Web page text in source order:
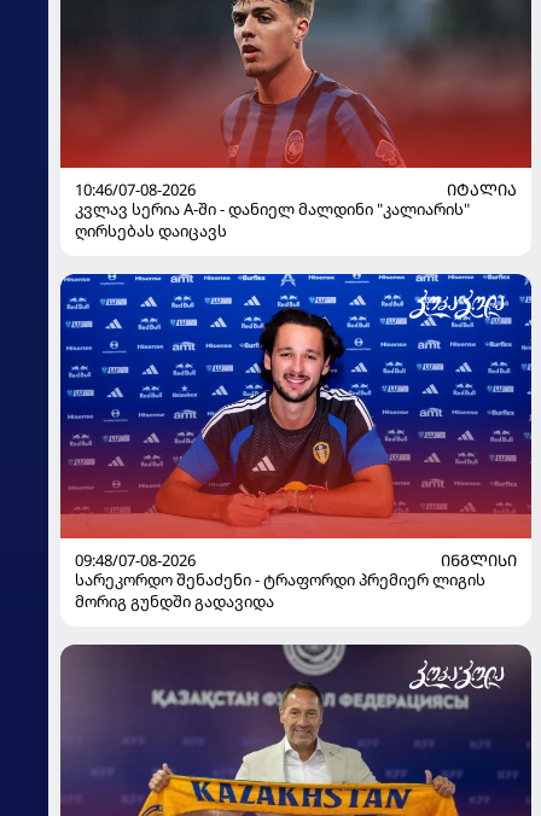
10:46/07-08-2026
ᲘᲢᲐᲚᲘᲐ
კვლავ სერია A-ში - დანიელ მალდინი "კალიარის"
ღირსებას დაიცავს
09:48/07-08-2026
ᲘᲜᲒᲚᲘᲡᲘ
სარეკორდო შენაძენი - ტრაფორდი პრემიერ ლიგის
მორიგ გუნდში გადავიდა